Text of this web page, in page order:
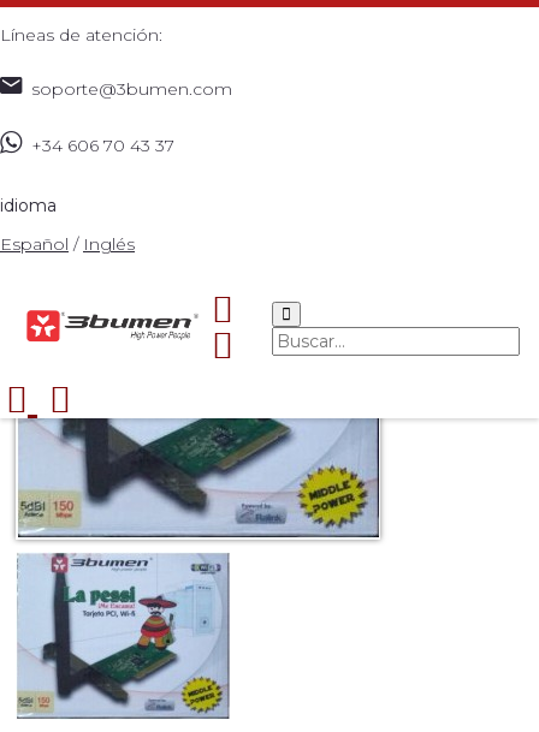
Líneas de atención:
soporte@3bumen.com
+34 606 70 43 37
idioma
Español / Inglés
150 (PESSI)